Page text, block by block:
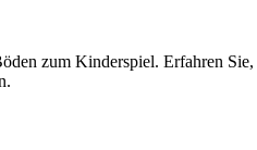
zum Kinderspiel. Erfahren